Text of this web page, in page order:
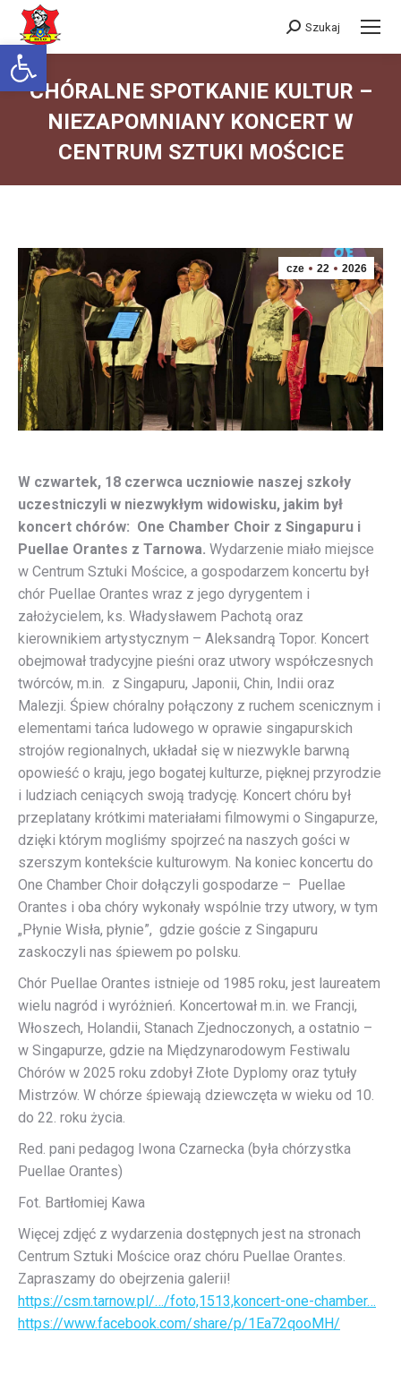
Otwórz pasek narzędzi
Szukaj:
Szukaj
CHÓRALNE SPOTKANIE KULTUR –
NIEZAPOMNIANY KONCERT W
CENTRUM SZTUKI MOŚCICE
cze 22 2026
W czwartek, 18 czerwca uczniowie naszej szkoły
uczestniczyli w niezwykłym widowisku, jakim był
koncert chórów: One Chamber Choir z Singapuru i
Puellae Orantes z Tarnowa. Wydarzenie miało miejsce
w Centrum Sztuki Mościce, a gospodarzem koncertu był
chór Puellae Orantes wraz z jego dyrygentem i
założycielem, ks. Władysławem Pachotą oraz
kierownikiem artystycznym – Aleksandrą Topor. Koncert
obejmował tradycyjne pieśni oraz utwory współczesnych
twórców, m.in. z Singapuru, Japonii, Chin, Indii oraz
Malezji. Śpiew chóralny połączony z ruchem scenicznym i
elementami tańca ludowego w oprawie singapurskich
strojów regionalnych, układał się w niezwykle barwną
opowieść o kraju, jego bogatej kulturze, pięknej przyrodzie
i ludziach ceniących swoją tradycję. Koncert chóru był
przeplatany krótkimi materiałami filmowymi o Singapurze,
dzięki którym mogliśmy spojrzeć na naszych gości w
szerszym kontekście kulturowym. Na koniec koncertu do
One Chamber Choir dołączyli gospodarze – Puellae
Orantes i oba chóry wykonały wspólnie trzy utwory, w tym
„Płynie Wisła, płynie”, gdzie goście z Singapuru
zaskoczyli nas śpiewem po polsku.
Chór Puellae Orantes istnieje od 1985 roku, jest laureatem
wielu nagród i wyróżnień. Koncertował m.in. we Francji,
Włoszech, Holandii, Stanach Zjednoczonych, a ostatnio –
w Singapurze, gdzie na Międzynarodowym Festiwalu
Chórów w 2025 roku zdobył Złote Dyplomy oraz tytuły
Mistrzów. W chórze śpiewają dziewczęta w wieku od 10.
do 22. roku życia.
Red. pani pedagog Iwona Czarnecka (była chórzystka
Puellae Orantes)
Fot. Bartłomiej Kawa
Więcej zdjęć z wydarzenia dostępnych jest na stronach
Centrum Sztuki Mościce oraz chóru Puellae Orantes.
Zapraszamy do obejrzenia galerii!
https://csm.tarnow.pl/…/foto,1513,koncert-one-chamber…
https://www.facebook.com/share/p/1Ea72qooMH/